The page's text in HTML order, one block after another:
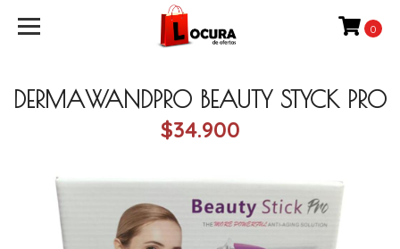
0
DERMAWANDPRO BEAUTY STYCK PRO
$34.900